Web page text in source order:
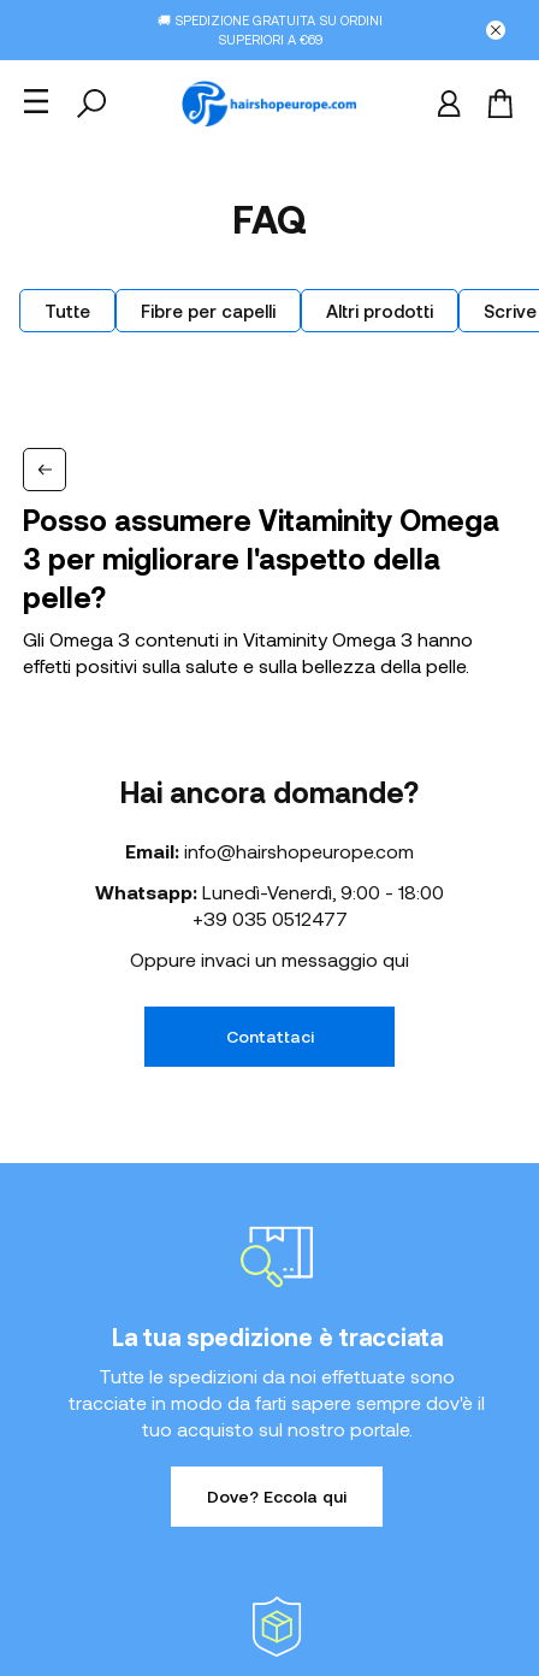
🚚 SPEDIZIONE GRATUITA SU ORDINI
SUPERIORI A €69
FAQ
Tutte Fibre per capelli Altri prodotti
Posso assumere Vitaminity Omega
3 per migliorare l'aspetto della
pelle?
Gli Omega 3 contenuti in Vitaminity Omega 3 hanno
effetti positivi sulla salute e sulla bellezza della pelle.
Hai ancora domande?
Email: info@hairshopeurope.com
Whatsapp: Lunedì-Venerdì 9:00 - 18:00
+39 035 0512477
Oppure invaci un messaggio qui
Contattaci
La tua spedizione è tracciata
Tutte le spedizioni da noi effettuate sono
tracciate in modo da farti sapere sempre dov'è il
tuo acquisto sul nostro portale.
Dove? Eccola qui